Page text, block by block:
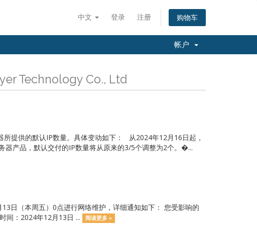
中文 登录 注册 购物车
帐户
Technology Co., Ltd
提供的默认IP数量。具体变动如下： 从2024年12月16日起，
器产品，默认交付的IP数量将从原来的3/5个调整为2个。�...
日（本周五）0点进行网络维护，详细通知如下： 您受影响的
：2024年12月13日 ...
阅读更多 »